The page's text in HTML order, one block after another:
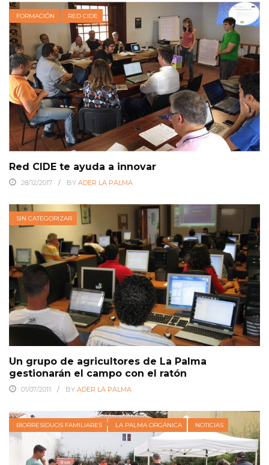
FORMACIÓN RED CIDE
Red CIDE te ayuda a innovar
28/12/2017 BY ADER LA PALMA
SIN CATEGORIZAR
Un grupo de agricultores de La Palma
gestionarán el campo con el ratón
01/07/2011 BY ADER LA PALMA
BIORRESIDUOS FAMILIARES LA PALMA ORGÁNICA NOTICIAS